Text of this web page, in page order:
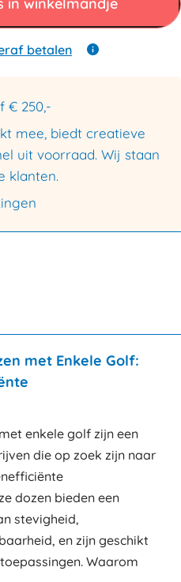
in winkelmandje
betalen
€ 250,-
mee, biedt creatieve
uit voorraad. Wij staan
klanten.
met Enkele Golf:
enkele golf zijn een
die op zoek zijn naar
dozen bieden een
stevigheid,
en zijn geschikt
Waarom